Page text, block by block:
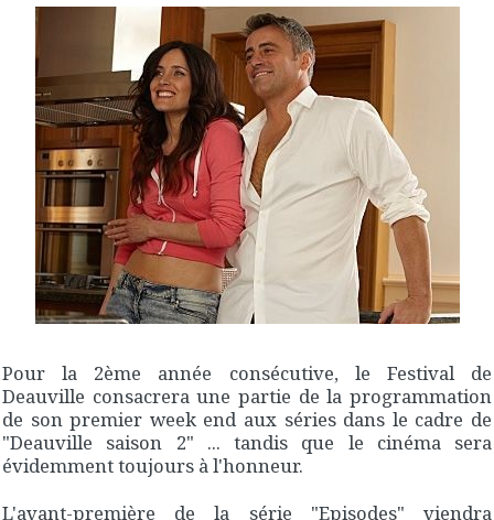
Pour la 2ème année consécutive, le Festival de
Deauville consacrera une partie de la programmation
de son premier week end aux séries dans le cadre de
"Deauville saison 2" ... tandis que le cinéma sera
évidemment toujours à l'honneur.
L'avant-première de la série "Episodes" viendra